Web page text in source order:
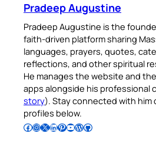
Pradeep Augustine
Pradeep Augustine is the
faith-driven platform sharing
languages, prayers, quotes,
reflections, and other spiritual
He manages the website and
apps alongside his professional
story). Stay connected with him
profiles below.
Follow Pradeep on Facebook Follow Pradeep on InstagramFollow Pradeep on X Follow Pradeep on LinkedIn Follow Pradeep on Pinterest Subscribe to Pradeep’s Youtube Channel Follow Pradeep on WordPress Follow Pradeep on GitHub